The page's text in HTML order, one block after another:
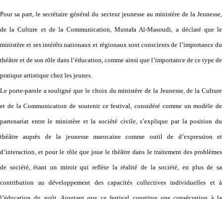
Pour sa part, le secrétaire général du secteur jeunesse au ministère de la Jeunesse,
de la Culture et de la Communication, Mustafa Al-Masoudi, a déclaré que le
ministère et ses intérêts nationaux et régionaux sont conscients de l’importance du
théâtre et de son rôle dans l’éducation, comme ainsi que l’importance de ce type de
pratique artistique chez les jeunes.
Le porte-parole a souligné que le choix du ministère de la Jeunesse, de la Culture
et de la Communication de soutenir ce festival, considéré comme un modèle de
partenariat entre le ministère et la société civile, s’explique par la position du
théâtre auprès de la jeunesse marocaine comme outil de d’expression et
d’interaction, et pour le rôle que joue le théâtre dans le traitement des problèmes
de société, étant un miroir qui reflète la réalité de la société, en plus de sa
contribution au développement des capacités collectives individuelles et à